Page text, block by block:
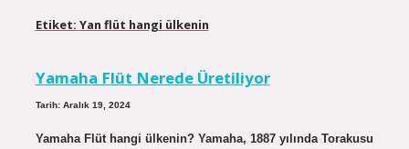
Etiket: Yan flüt hangi ülkenin
Yamaha Flüt Nerede Üretiliyor
Tarih: Aralık 19, 2024
Yamaha Flüt hangi ülkenin? Yamaha, 1887 yılında Torakusu